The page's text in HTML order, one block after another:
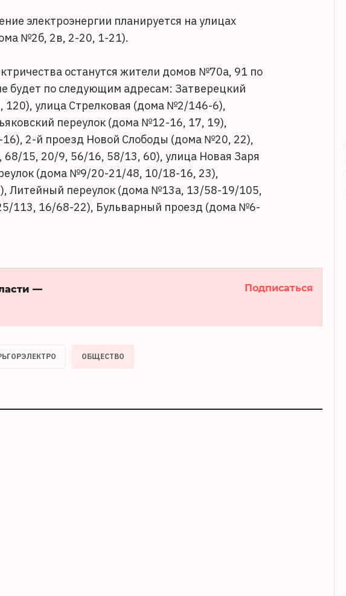
электроэнергии планируется на улицах
№2б, 2в, 2-20, 1-21).
останутся жители домов №70а, 91 по
будет по следующим адресам: Затверецкий
улица Стрелковая (дома №2/146-6),
переулок (дома №12-16, 17, 19),
2-й проезд Новой Слободы (дома №20, 22),
15, 20/9, 56/16, 58/13, 60), улица Новая Заря
(дома №9/20-21/48, 10/18-16, 23),
Литейный переулок (дома №13а, 13/58-19/105,
113, 16/68-22), Бульварный проезд (дома №6-
—
Подписаться
ОБЩЕСТВО